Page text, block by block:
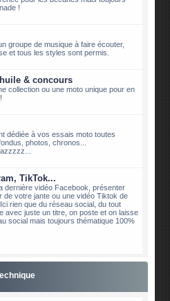
!
groupe de musique à faire écouter,
et tous les styles sont permis.
& concours
collection ou une moto unique pour en
dédiée à vos essais moto toutes
photos, chronos...
TikTok...
dernière vidéo Facebook, présenter
de votre jante ou une vidéo Tiktok de
rien que du réseau social, du tout
avec juste un titre, on poste et on laisse
social mais toujours thématique 100%